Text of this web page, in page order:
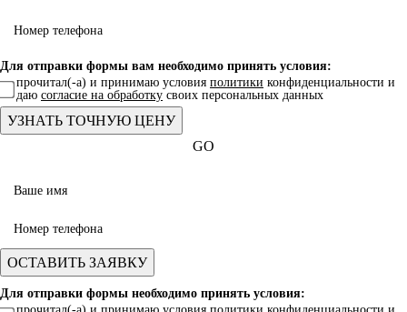
Для отправки формы вам необходимо принять условия:
прочитал(-а) и принимаю условия политики конфиденциальности и
даю согласие на обработку своих персональных данных
GO
Для отправки формы необходимо принять условия: